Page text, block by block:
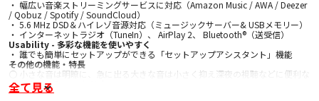
・ 幅広い音楽ストリーミングサービスに対応（Amazon Music / AWA / Deezer
/ Qobuz / Spotify / SoundCloud）
・ 5.6 MHz DSD＆ハイレゾ音源対応（ミュージックサーバー& USBメモリー）
・ インターネットラジオ（TuneIn）、 AirPlay 2、 Bluetooth®（送受信）
Usability - 多彩な機能を使いやすく
・ 誰でも簡単にセットアップができる「セットアップアシスタント」機能
その他の機能・特長
〇 小さな音は明瞭に、急に出る大きな音は小さく抑え深夜の視聴などに便利な
「Audyssey Dynamic Volume」
〇 小さな音量でも臨場感を損なわない「Audyssey Dynamic EQ」
全て見る